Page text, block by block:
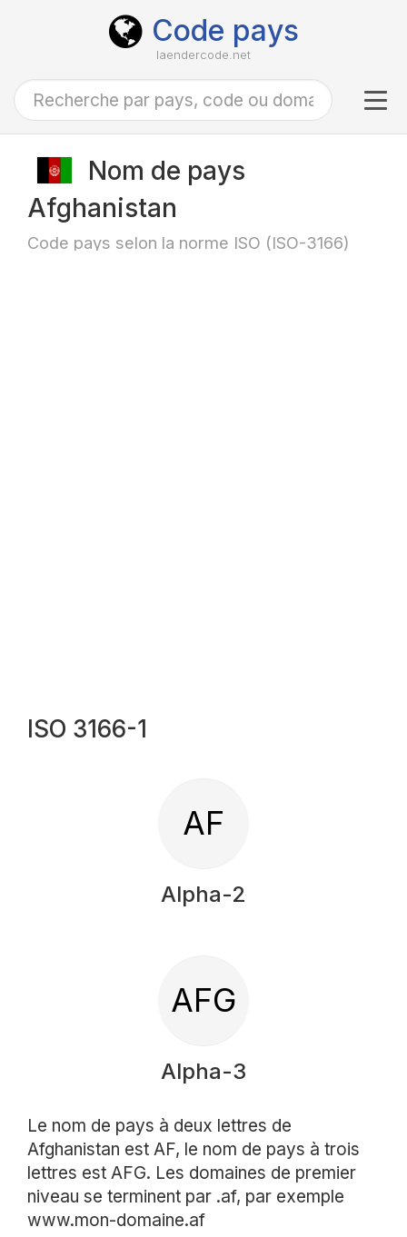
Code pays
laendercode.net
Nom de pays
Afghanistan
Code pays selon la norme ISO (ISO-3166)
ISO 3166-1
AF
Alpha-2
AFG
Alpha-3
Le nom de pays à deux lettres de
Afghanistan est AF, le nom de pays à trois
lettres est AFG. Les domaines de premier
niveau se terminent par .af, par exemple
www.mon-domaine.af